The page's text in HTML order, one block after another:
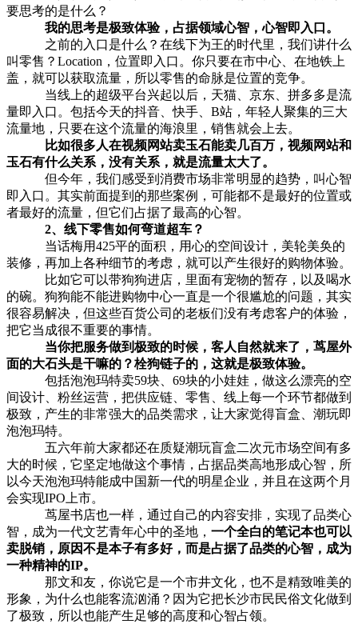
要思考的是什么？
我的思考是极致体验，占据领域心智，心智即入口。
之前的入口是什么？在线下为王的时代里，我们讲什么
叫零售？Location，位置即入口。你只要在市中心、在地铁上
盖，就可以获取流量，所以零售的命脉是位置的竞争。
当线上的超级平台兴起以后，天猫、京东、拼多多是流
量即入口。包括今天的抖音、快手、B站，年轻人聚集的三大
流量地，只要在这个流量的海浪里，销售就会上去。
比如很多人在视频网站卖玉石能卖几百万，视频网站和
玉石有什么关系，没有关系，就是流量太大了。
但今年，我们感受到消费市场非常明显的趋势，叫心智
即入口。其实前面提到的那些案例，可能都不是最好的位置或
者最好的流量，但它们占据了最高的心智。
2、线下零售如何弯道超车？
当话梅用425平的面积，用心的空间设计，美轮美奂的
装修，再加上各种细节的考虑，就可以产生很好的购物体验。
比如它可以带狗狗进店，里面有宠物的暂存，以及喝水
的碗。狗狗能不能进购物中心一直是一个很尴尬的问题，其实
很容易解决，但这些百货公司的老板们没有考虑客户的体验，
把它当成很不重要的事情。
当你把服务做到极致的时候，客人自然就来了， 茑屋外
面的大石头是干嘛的？栓狗链子的，这就是极致体验。
包括泡泡玛特卖59块、69块的小娃娃，做这么漂亮的空
间设计、粉丝运营，把供应链、零售、线上每一个环节都做到
极致，产生的非常强大的品类需求，让大家觉得盲盒、潮玩即
泡泡玛特。
五六年前大家都还在质疑潮玩盲盒二次元市场空间有多
大的时候，它坚定地做这个事情，占据品类高地形成心智，所
以今天泡泡玛特能成中国新一代的明星企业，并且在这两个月
会实现IPO上市。
茑屋书店也一样，通过自己的内容安排，实现了品类心
智，成为一代文艺青年心中的圣地， 一个全白的笔记本也可以
卖脱销，原因不是本子有多好，而是占据了品类的心智，成为
一种精神的IP。
那文和友，你说它是一个市井文化，也不是精致唯美的
形象，为什么也能客流汹涌？因为它把长沙市民民俗文化做到
了极致，所以也能产生足够的高度和心智占领。